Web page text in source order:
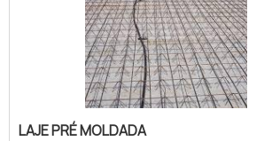
LAJE PRÉ MOLDADA